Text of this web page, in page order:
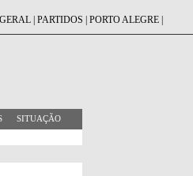
GERAL PARTIDOS PORTO ALEGRE
SITUAÇÃO